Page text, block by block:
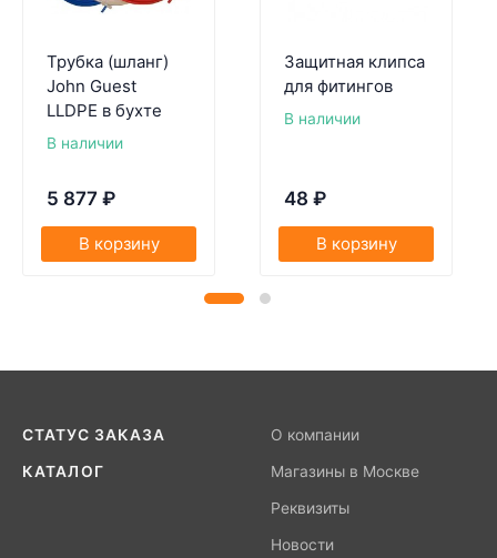
Трубка (шланг)
John Guest
LLDPE в бухте
В наличии
5 877 ₽
В корзину
Защитная клипса
для фитингов
В наличии
48 ₽
В корзину
СТАТУС ЗАКАЗА
КАТАЛОГ
О компании
Магазины в Москве
Реквизиты
Новости